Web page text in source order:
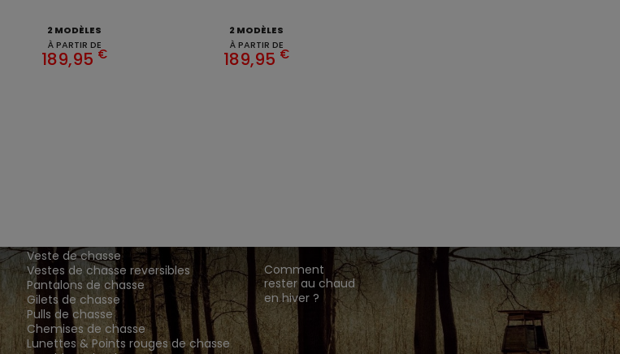
2 MODÈLES
À PARTIR DE
189,95 €
2 MODÈLES
À PARTIR DE
189,95 €
Veste de chasse
Vestes de chasse reversibles
Pantalons de chasse
Gilets de chasse
Pulls de chasse
Chemises de chasse
Lunettes & Points rouges de chasse
Comment
rester au chaud
en hiver ?